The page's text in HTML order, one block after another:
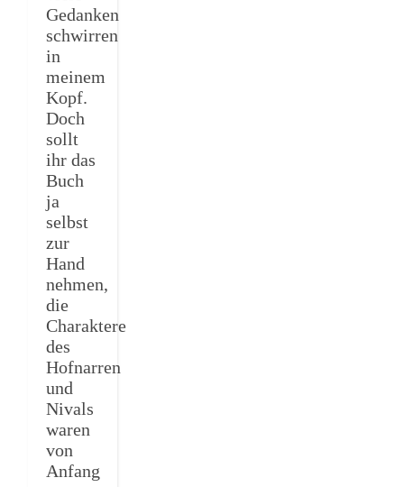
Gedanken
schwirren
in
meinem
Kopf.
Doch
sollt
ihr das
Buch
ja
selbst
zur
Hand
nehmen,
die
Charaktere
des
Hofnarren
und
Nivals
waren
von
Anfang